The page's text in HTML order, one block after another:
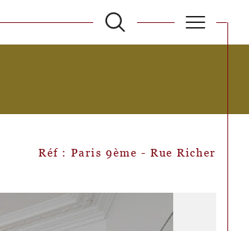
filtrer
Réinitialiser les filtres
Réf : Paris 9ème - Rue Richer